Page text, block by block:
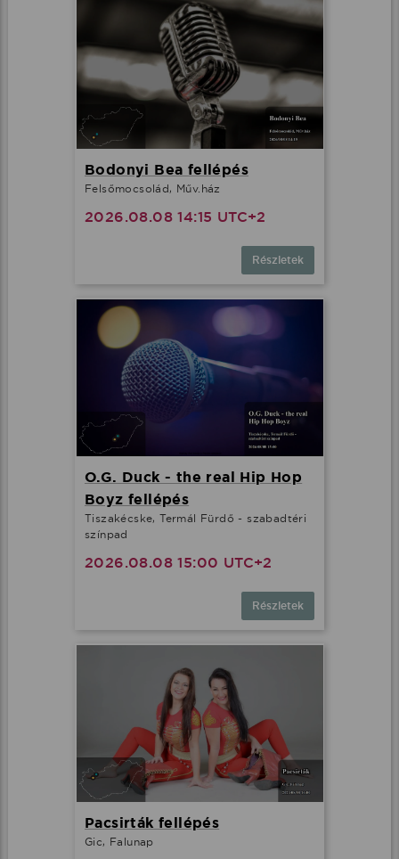
Bodonyi Bea fellépés
Felsőmocsolád, Műv.ház
2026.08.08 14:15 UTC+2
Részletek
O.G. Duck - the real Hip Hop
Boyz fellépés
Tiszakécske, Termál Fürdő - szabadtéri
színpad
2026.08.08 15:00 UTC+2
Részletek
Pacsirták fellépés
Gic, Falunap